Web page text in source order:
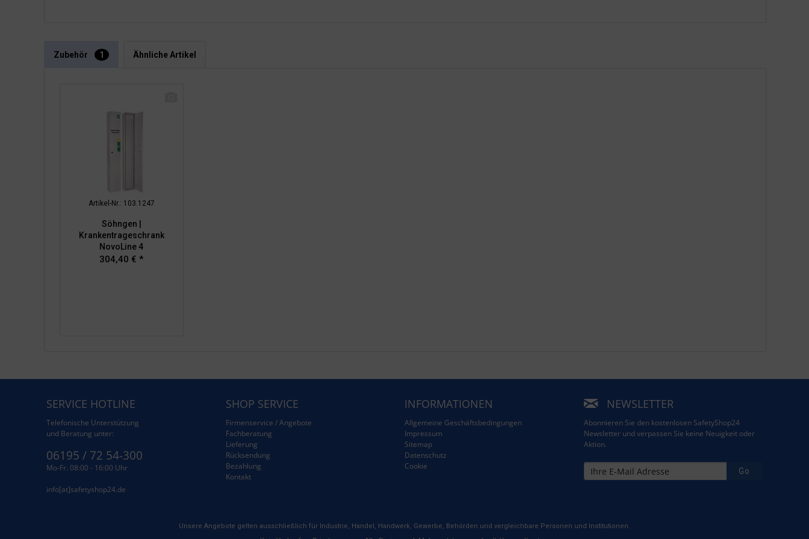
Zubehör 1 Ähnliche Artikel
Artikel-Nr.: 103.1247
Söhngen |
Krankentrageschrank
NovoLine 4
304,40 € *
SERVICE HOTLINE
Telefonische Unterstützung
und Beratung unter:
06195 / 72 54-300
Mo-Fr. 08:00 - 16:00 Uhr
info[at]safetyshop24.de
SHOP SERVICE
Firmenservice / Angebote
Fachberatung
Lieferung
Rücksendung
Bezahlung
Kontakt
INFORMATIONEN
Allgemeine Geschäftsbedingungen
Impressum
Sitemap
Datenschutz
Cookie
NEWSLETTER
Abonnieren Sie den kostenlosen SafetyShop24
Newsletter und verpassen Sie keine Neuigkeit oder
Aktion.
Go
Unsere Angebote gelten ausschließlich für Industrie, Handel, Handwerk, Gewerbe, Behörden und vergleichbare Personen und Institutionen.